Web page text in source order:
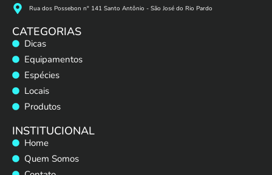
Rua dos Possebon n° 141 Santo Antônio - São José do Rio Pardo
CATEGORIAS
Dicas
Equipamentos
Espécies
Locais
Produtos
INSTITUCIONAL
Home
Quem Somos